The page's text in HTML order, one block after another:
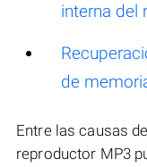
interna del
de
Entre las causas
reproductor MP3